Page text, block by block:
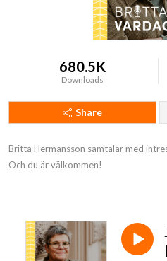
680.5K
Downloads
Share
Britta Hermansson samtalar med
Och du är välkommen!